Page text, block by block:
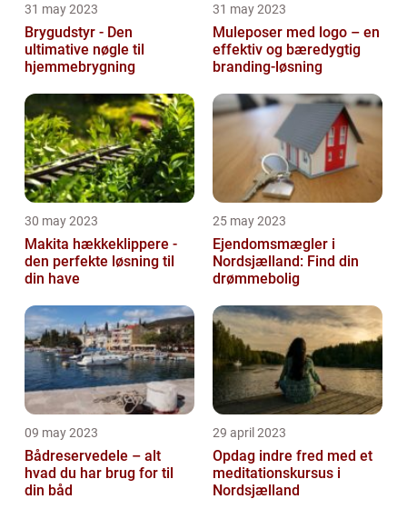
31 may 2023
Brygudstyr - Den
ultimative nøgle til
hjemmebrygning
31 may 2023
Muleposer med logo – en
effektiv og bæredygtig
branding-løsning
30 may 2023
Makita hækkeklippere -
den perfekte løsning til
din have
25 may 2023
Ejendomsmægler i
Nordsjælland: Find din
drømmebolig
09 may 2023
Bådreservedele – alt
hvad du har brug for til
din båd
29 april 2023
Opdag indre fred med et
meditationskursus i
Nordsjælland